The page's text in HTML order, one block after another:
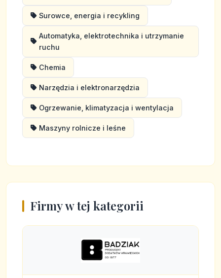
Surowce, energia i recykling
Automatyka, elektrotechnika i utrzymanie
ruchu
Chemia
Narzędzia i elektronarzędzia
Ogrzewanie, klimatyzacja i wentylacja
Maszyny rolnicze i leśne
Firmy w tej kategorii